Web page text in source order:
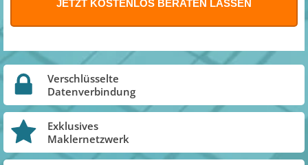
Verschlüsselte
Datenverbindung
Exklusives
Maklernetzwerk